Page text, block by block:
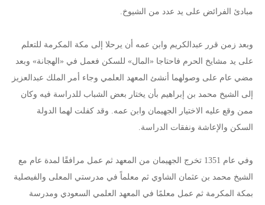
مبادئ الفرائض على يد عدد من الشيوخ.
وبعد زمن قرر عبدالكريم وابن عمه أن يرحلا إلى مكة المكرمة للتعلم
على يد مشايخ الحرم فاحتاجا «المال» للسكن فعمل في «الهجانة» وبعد
مضي عام على وصولهما أنشئ المعهد العلمي وجاء أمر الملك عبدالعزيز
إلى الشيخ محمد بن إبراهيم بأن يختار بعض الشباب للدراسة فيه وكان
ممن وقع عليه الاختيار الجهيمان وابن عمه. وقد كفلت لهما الدولة
السكن والإعاشة ونفقات الدراسة.
وفي عام 1351 تخرج الجهيمان من المعهد ثم عمل مرافقًا لمدة عام مع
الشيخ محمد بن عثمان الشاوي ثم معلماً في مدرستي المعلى والفيصلية
بمكة المكرمة ثم عمل معلمًا في المعهد العلمي السعودي ومدرسة